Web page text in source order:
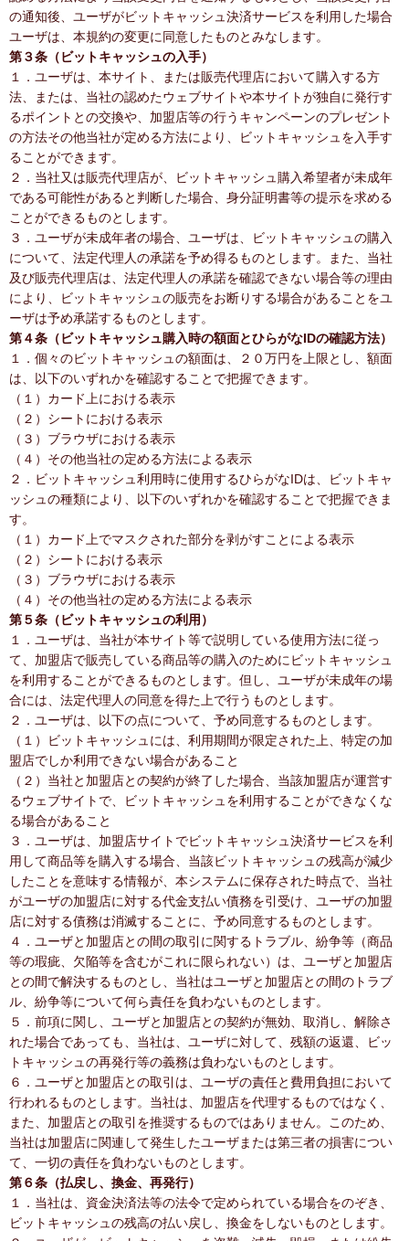
の通知後、ユーザがビットキャッシュ決済サービスを利用した場合
ユーザは、本規約の変更に同意したものとみなします。
第３条（ビットキャッシュの入手）
１．ユーザは、本サイト、または販売代理店において購入する方
法、または、当社の認めたウェブサイトや本サイトが独自に発行す
るポイントとの交換や、加盟店等の行うキャンペーンのプレゼント
の方法その他当社が定める方法により、ビットキャッシュを入手す
ることができます。
２．当社又は販売代理店が、ビットキャッシュ購入希望者が未成年
である可能性があると判断した場合、身分証明書等の提示を求める
ことができるものとします。
３．ユーザが未成年者の場合、ユーザは、ビットキャッシュの購入
について、法定代理人の承諾を予め得るものとします。また、当社
及び販売代理店は、法定代理人の承諾を確認できない場合等の理由
により、ビットキャッシュの販売をお断りする場合があることをユ
ーザは予め承諾するものとします。
第４条（ビットキャッシュ購入時の額面とひらがなIDの確認方法）
１．個々のビットキャッシュの額面は、２０万円を上限とし、額面
は、以下のいずれかを確認することで把握できます。
（１）カード上における表示
（２）シートにおける表示
（３）ブラウザにおける表示
（４）その他当社の定める方法による表示
２．ビットキャッシュ利用時に使用するひらがなIDは、ビットキャ
ッシュの種類により、以下のいずれかを確認することで把握できま
す。
（１）カード上でマスクされた部分を剥がすことによる表示
（２）シートにおける表示
（３）ブラウザにおける表示
（４）その他当社の定める方法による表示
第５条（ビットキャッシュの利用）
１．ユーザは、当社が本サイト等で説明している使用方法に従っ
て、加盟店で販売している商品等の購入のためにビットキャッシュ
を利用することができるものとします。但し、ユーザが未成年の場
合には、法定代理人の同意を得た上で行うものとします。
２．ユーザは、以下の点について、予め同意するものとします。
（１）ビットキャッシュには、利用期間が限定された上、特定の加
盟店でしか利用できない場合があること
（２）当社と加盟店との契約が終了した場合、当該加盟店が運営す
るウェブサイトで、ビットキャッシュを利用することができなくな
る場合があること
３．ユーザは、加盟店サイトでビットキャッシュ決済サービスを利
用して商品等を購入する場合、当該ビットキャッシュの残高が減少
したことを意味する情報が、本システムに保存された時点で、当社
がユーザの加盟店に対する代金支払い債務を引受け、ユーザの加盟
店に対する債務は消滅することに、予め同意するものとします。
４．ユーザと加盟店との間の取引に関するトラブル、紛争等（商品
等の瑕疵、欠陥等を含むがこれに限られない）は、ユーザと加盟店
との間で解決するものとし、当社はユーザと加盟店との間のトラブ
ル、紛争等について何ら責任を負わないものとします。
５．前項に関し、ユーザと加盟店との契約が無効、取消し、解除さ
れた場合であっても、当社は、ユーザに対して、残額の返還、ビッ
トキャッシュの再発行等の義務は負わないものとします。
６．ユーザと加盟店との取引は、ユーザの責任と費用負担において
行われるものとします。当社は、加盟店を代理するものではなく、
また、加盟店との取引を推奨するものではありません。このため、
当社は加盟店に関連して発生したユーザまたは第三者の損害につい
て、一切の責任を負わないものとします。
第６条（払戻し、換金、再発行）
１．当社は、資金決済法等の法令で定められている場合をのぞき、
ビットキャッシュの残高の払い戻し、換金をしないものとします。